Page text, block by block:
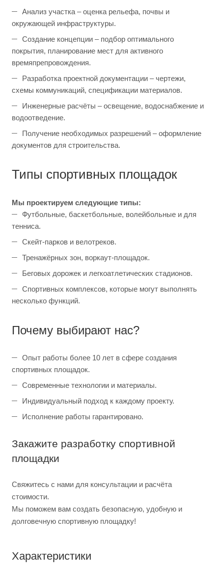
Анализ участка – оценка рельефа, почвы и
окружающей инфраструктуры.
Создание концепции – подбор оптимального
покрытия, планирование мест для активного
времяпрепровождения.
Разработка проектной документации – чертежи,
схемы коммуникаций, спецификации материалов.
Инженерные расчёты – освещение, водоснабжение и
водоотведение.
Получение необходимых разрешений – оформление
документов для строительства.
Типы спортивных площадок
Мы проектируем следующие типы:
Футбольные, баскетбольные, волейбольные и для
тенниса.
Скейт-парков и велотреков.
Тренажёрных зон, воркаут-площадок.
Беговых дорожек и легкоатлетических стадионов.
Спортивных комплексов, которые могут выполнять
несколько функций.
Почему выбирают нас?
Опыт работы более 10 лет в сфере создания
спортивных площадок.
Современные технологии и материалы.
Индивидуальный подход к каждому проекту.
Исполнение работы гарантировано.
Закажите разработку спортивной
площадки
Свяжитесь с нами для консультации и расчёта
стоимости.
Мы поможем вам создать безопасную, удобную и
долговечную спортивную площадку!
Характеристики